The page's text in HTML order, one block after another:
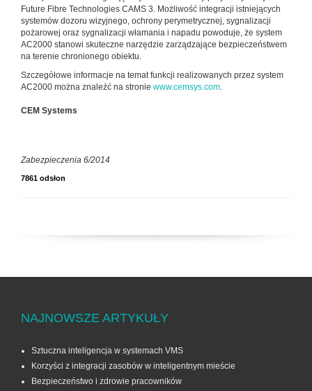
Future Fibre Technologies CAMS 3. Możliwość integracji istniejących
systemów dozoru wizyjnego, ochrony perymetrycznej, sygnalizacji
pożarowej oraz sygnalizacji włamania i napadu powoduje, że system
AC2000 stanowi skuteczne narzędzie zarządzające bezpieczeństwem
na terenie chronionego obiektu.
Szczegółowe informacje na temat funkcji realizowanych przez system
AC2000 można znaleźć na stronie www.cemsys.com.
CEM Systems
Zabezpieczenia 6/2014
7861 odsłon
NAJNOWSZE ARTYKUŁY
Sztuczna inteligencja w systemach VMS
Korzyści z integracji zasobów w inteligentnym mieście
Bezpieczeństwo i zdrowie pracowników